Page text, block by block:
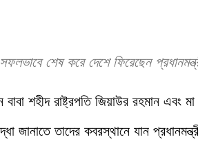
শেষ করে দেশে ফিরেছেন
শহীদ রাষ্ট্রপতি জিয়াউর রহমান এবং
জানাতে তাদের কবরস্থানে যান